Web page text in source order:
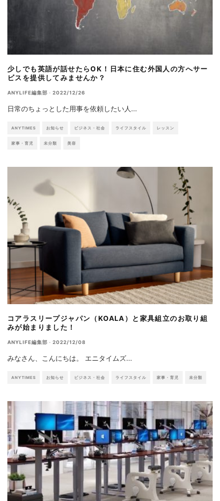
少しでも英語が話せたらOK！日本に住む外国人の方へサー
ビスを提供してみませんか？
ANYLIFE編集部 · 2022/12/26
日常のちょっとした用事を依頼したい人 ...
ANYTIMES お知らせ ビジネス・社会 ライフスタイル レッスン
家事・育児 未分類 美容
コアラスリープジャパン（KOALA）と家具組立のお取り組
みが始まりました！
ANYLIFE編集部 · 2022/12/08
みなさん、こんにちは。 エニタイムズ...
ANYTIMES お知らせ ビジネス・社会 ライフスタイル 家事・育児 未分類